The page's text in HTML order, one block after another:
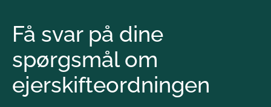
Få svar på dine
spørgsmål om
ejerskifteordningen